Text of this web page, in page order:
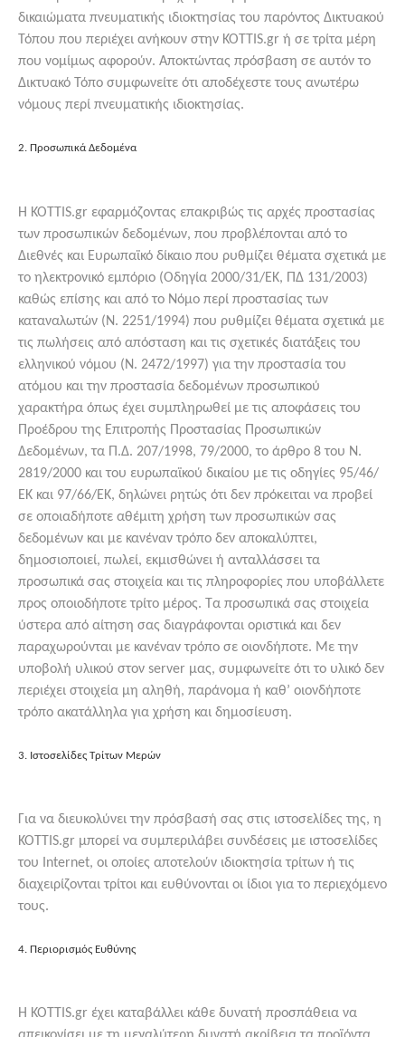
δικαιώματα πνευματικής ιδιοκτησίας του παρόντος Δικτυακού
Τόπου που περιέχει ανήκουν στην KOTTIS.gr ή σε τρίτα μέρη
που νομίμως αφορούν. Αποκτώντας πρόσβαση σε αυτόν το
Δικτυακό Τόπο συμφωνείτε ότι αποδέχεστε τους ανωτέρω
νόμους περί πνευματικής ιδιοκτησίας.
2. Προσωπικά Δεδομένα
Η KOTTIS.gr εφαρμόζοντας επακριβώς τις αρχές προστασίας
των προσωπικών δεδομένων, που προβλέπονται από το
Διεθνές και Ευρωπαϊκό δίκαιο που ρυθμίζει θέματα σχετικά με
το ηλεκτρονικό εμπόριο (Οδηγία 2000/31/ΕΚ, ΠΔ 131/2003)
καθώς επίσης και από το Νόμο περί προστασίας των
καταναλωτών (Ν. 2251/1994) που ρυθμίζει θέματα σχετικά με
τις πωλήσεις από απόσταση και τις σχετικές διατάξεις του
ελληνικού νόμου (Ν. 2472/1997) για την προστασία του
ατόμου και την προστασία δεδομένων προσωπικού
χαρακτήρα όπως έχει συμπληρωθεί με τις αποφάσεις του
Προέδρου της Επιτροπής Προστασίας Προσωπικών
Δεδομένων, τα Π.Δ. 207/1998, 79/2000, το άρθρο 8 του Ν.
2819/2000 και του ευρωπαϊκού δικαίου με τις οδηγίες 95/46/
ΕΚ και 97/66/ΕΚ, δηλώνει ρητώς ότι δεν πρόκειται να προβεί
σε οποιαδήποτε αθέμιτη χρήση των προσωπικών σας
δεδομένων και με κανέναν τρόπο δεν αποκαλύπτει,
δημοσιοποιεί, πωλεί, εκμισθώνει ή ανταλλάσσει τα
προσωπικά σας στοιχεία και τις πληροφορίες που υποβάλλετε
προς οποιοδήποτε τρίτο μέρος. Τα προσωπικά σας στοιχεία
ύστερα από αίτηση σας διαγράφονται οριστικά και δεν
παραχωρούνται με κανέναν τρόπο σε οιονδήποτε. Με την
υποβολή υλικού στον server μας, συμφωνείτε ότι το υλικό δεν
περιέχει στοιχεία μη αληθή, παράνομα ή καθ’ οιονδήποτε
τρόπο ακατάλληλα για χρήση και δημοσίευση.
3. Ιστοσελίδες Τρίτων Μερών
Για να διευκολύνει την πρόσβασή σας στις ιστοσελίδες της, η
KOTTIS.gr μπορεί να συμπεριλάβει συνδέσεις με ιστοσελίδες
του Internet, οι οποίες αποτελούν ιδιοκτησία τρίτων ή τις
διαχειρίζονται τρίτοι και ευθύνονται οι ίδιοι για το περιεχόμενο
τους.
4. Περιορισμός Ευθύνης
Η KOTTIS.gr έχει καταβάλλει κάθε δυνατή προσπάθεια να